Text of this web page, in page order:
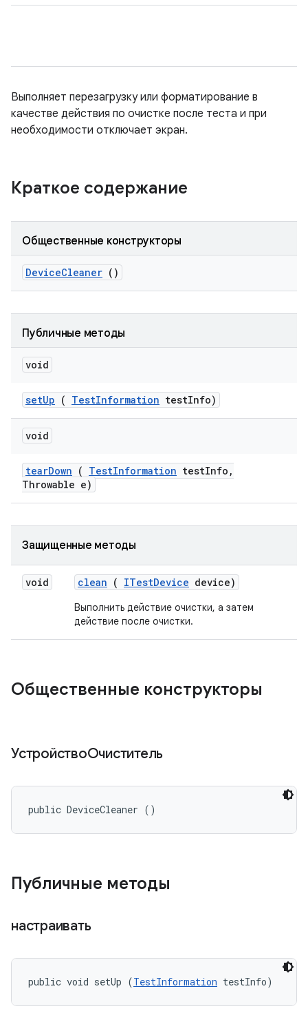
Выполняет перезагрузку или форматирование в
качестве действия по очистке после теста и при
необходимости отключает экран.
Краткое содержание
Общественные конструкторы
DeviceCleaner ()
Публичные методы
void
setUp ( TestInformation testInfo)
void
tearDown ( TestInformation testInfo ,
Throwable e)
Защищенные методы
void clean ( ITestDevice device)
Выполнить действие очистки, а затем
действие после очистки.
Общественные конструкторы
УстройствоОчиститель
public DeviceCleaner ()
Публичные методы
настраивать
public void setUp (TestInformation testInfo)